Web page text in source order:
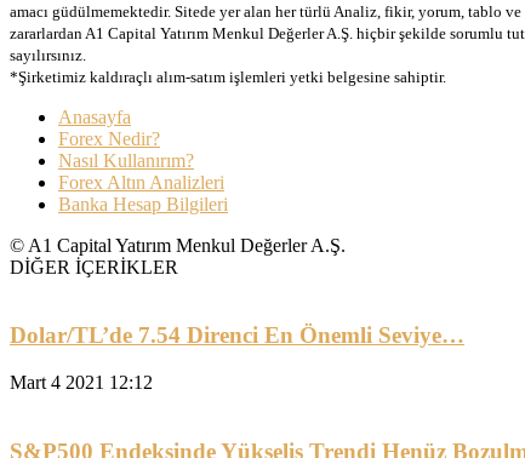
amacı güdülmemektedir. Sitede yer alan her türlü Analiz, fikir, yorum, tablo
zararlardan A1 Capital Yatırım Menkul Değerler A.Ş. hiçbir şekilde sorumlu
sayılırsınız.
*Şirketimiz kaldıraçlı alım-satım işlemleri yetki belgesine sahiptir.
Anasayfa
Forex Nedir?
Nasıl Kullanırım?
Forex Altın Analizleri
Banka Hesap Bilgileri
© A1 Capital Yatırım Menkul Değerler A.Ş.
DİĞER İÇERİKLER
Dolar/TL’de 7.54 Direnci En Önemli Seviye…
Mart 4 2021 12:12
S&P500 Endeksinde Yükseliş Trendi Henüz